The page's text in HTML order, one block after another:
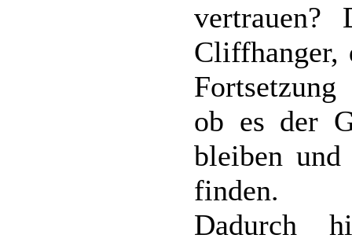
Cliffhanger,
ob es der
bleiben
finden.
Dadurch